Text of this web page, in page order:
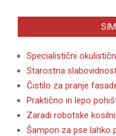
Specialistični
Starostna
Čistilo za pranje
Praktično in lepo
Zaradi robotske
Šampon za pse lahko